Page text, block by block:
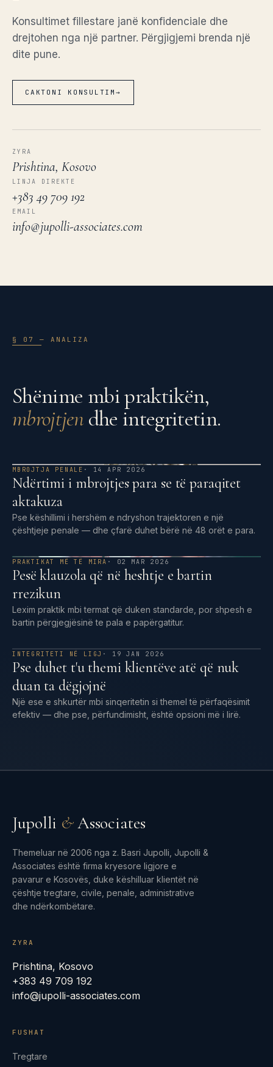
Konsultimet fillestare janë konfidenciale dhe
drejtohen nga një partner. Përgjigjemi brenda një
dite pune.
CAKTONI KONSULTIM →
ZYRA
Prishtina, Kosovo
LINJA DIREKTE
+383 49 709 192
EMAIL
info@jupolli-associates.com
§ 07 — ANALIZA
Shënime mbi praktikën,
mbrojtjen dhe integritetin.
MBROJTJA PENALE · 14 APR 2026
Ndërtimi i mbrojtjes para se të paraqitet
aktakuza
Pse këshillimi i hershëm e ndryshon trajektoren e një
çështjeje penale — dhe çfarë duhet bërë në 48 orët e para.
PRAKTIKAT MË TË MIRA · 02 MAR 2026
Pesë klauzola që në heshtje e bartin
rrezikun
Lexim praktik mbi termat që duken standarde, por shpesh e
bartin përgjegjësinë te pala e papërgatitur.
INTEGRITETI NË LIGJ · 19 JAN 2026
Pse duhet t'u themi klientëve atë që nuk
duan ta dëgjojnë
Një ese e shkurtër mbi sinqeritetin si themel të përfaqësimit
efektiv — dhe pse, përfundimisht, është opsioni më i lirë.
Jupolli &Associates
Themeluar në 2006 nga z. Basri Jupolli, Jupolli &
Associates është firma kryesore ligjore e
pavarur e Kosovës, duke këshilluar klientët në
çështje tregtare, civile, penale, administrative
dhe ndërkombëtare.
ZYRA
Prishtina, Kosovo
+383 49 709 192
info@jupolli-associates.com
FUSHAT
Tregtare